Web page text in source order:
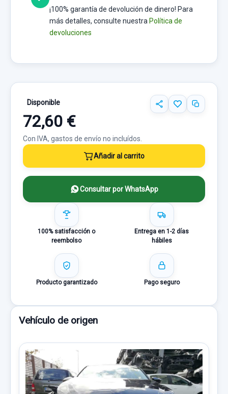
¡100% garantía de devolución de dinero! Para
más detalles, consulte nuestra Política de
devoluciones
Disponible
72,60 €
Con IVA, gastos de envío no incluídos.
Añadir al carrito
Consultar por WhatsApp
100% satisfacción o
reembolso
Entrega en 1-2 días
hábiles
Producto garantizado Pago seguro
Vehículo de origen